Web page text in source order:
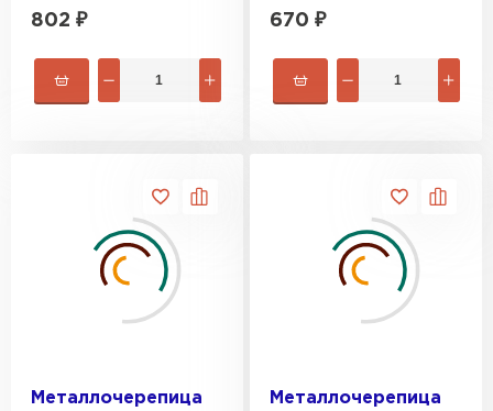
802 ₽ 670 ₽
Металлочерепица
Металлочерепица